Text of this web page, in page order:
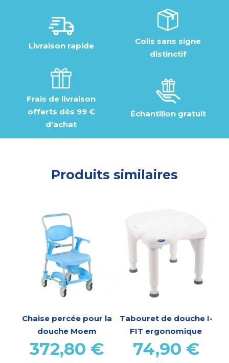
Livraison rapide
Colis sans signe
distinctif
Frais de livraison
offerts dès 99 €
d'achat
Échantillon gratuit
Produits similaires
Chaise percée pour la
douche Moem
372,80 €
Tabouret de douche I-
FIT ergonomique
74,90 €